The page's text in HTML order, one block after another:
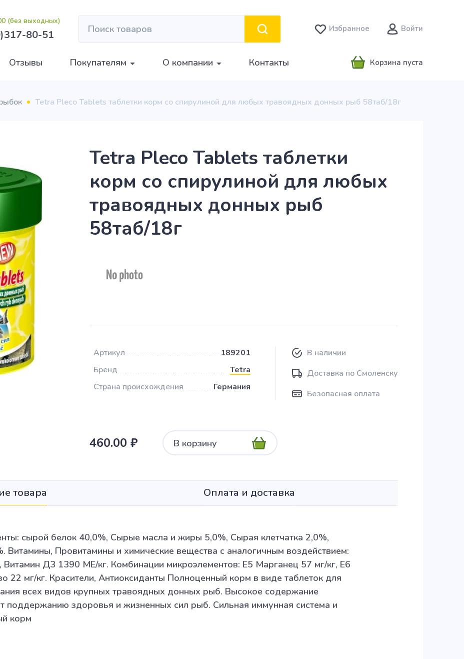
(без выходных)
80-51 Избранное Войти
Отзывы Покупателям О компании Контакты Корзина пуста
Tetra Pleco Tablets таблетки корм со спирулиной для любых травоядных донных рыб 58таб/18г
Tetra Pleco Tablets таблетки
корм со спирулиной для любых
травоядных донных рыб
58таб/18г
Артикул
189201
Бренд
Tetra
Страна происхождения
Германия
В наличии
Доставка по Смоленску
Безопасная оплата
460.00 ₽ В корзину
товара Оплата и доставка
сырой белок 40,0%, Сырые масла и жиры 5,0%, Сырая клетчатка 2,0%,
Витамины, Провитамины и химические вещества с аналогичным воздействием:
Д3 1390 МЕ/кг. Комбинации микроэлементов: Е5 Марганец 57 мг/кг, Е6
22 мг/кг. Красители, Антиоксиданты Полноценный корм в виде таблеток для
всех видов крупных травоядных донных рыб. Высокое содержание
поддержанию здоровья и жизненных сил рыб. Сильная иммунная система и
корм